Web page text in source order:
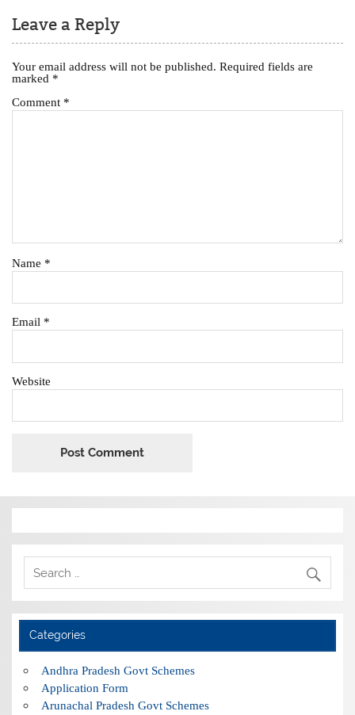
Leave a Reply
Your email address will not be published. Required fields are
marked *
Comment *
Name *
Email *
Website
Categories
Andhra Pradesh Govt Schemes
Application Form
Arunachal Pradesh Govt Schemes